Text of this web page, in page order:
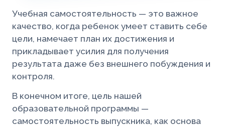
Учебная самостоятельность — это важное
качество, когда ребенок умеет ставить себе
цели, намечает план их достижения и
прикладывает усилия для получения
результата даже без внешнего побуждения и
контроля.
В конечном итоге, цель нашей
образовательной программы —
самостоятельность выпускника, как основа